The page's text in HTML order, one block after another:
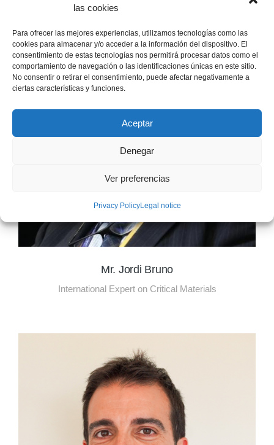
las cookies
Para ofrecer las mejores experiencias, utilizamos tecnologías como las
cookies para almacenar y/o acceder a la información del dispositivo. El
consentimiento de estas tecnologías nos permitirá procesar datos como el
comportamiento de navegación o las identificaciones únicas en este sitio.
No consentir o retirar el consentimiento, puede afectar negativamente a
ciertas características y funciones.
Aceptar
Denegar
Ver preferencias
Privacy PolicyLegal notice
Mr. Jordi Bruno
International Expert on Critical Materials